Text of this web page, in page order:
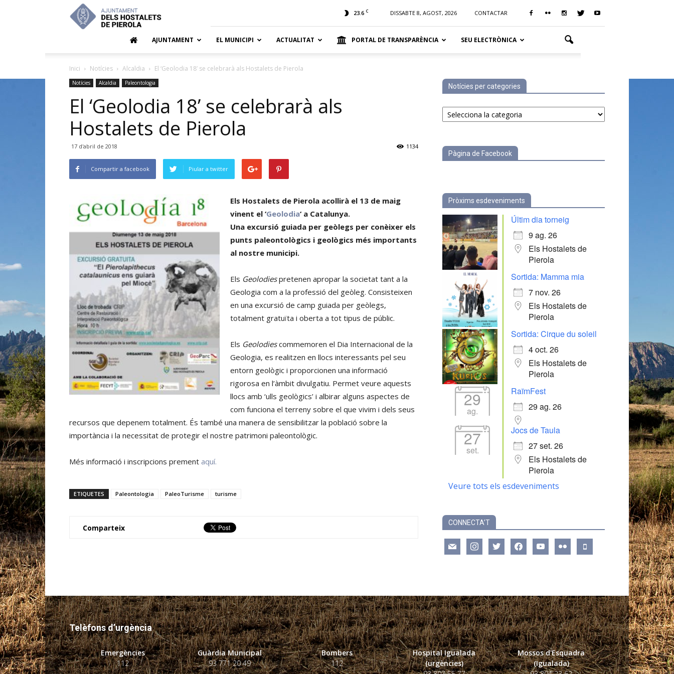
Hostalets
de
23.6 C DISSABTE 8, AGOST, 2026 CONTACTAR
AJUNTAMENT EL MUNICIPI ACTUALITAT PORTAL DE TRANSPARÈNCIA SEU ELECTRÒNICA
Inici Notícies Alcaldia El ‘Geolodia 18’ se celebrarà als Hostalets de Pierola
Notícies Alcaldia Paleontologia
El ‘Geolodia 18’ se celebrarà als
Hostalets de Pierola
17 d'abril de 2018 1134
Compartir a facebook Piular a twitter
Els Hostalets de Pierola acollirà el 13 de maig
vinent el ‘Geolodia‘ a Catalunya.
Una excursió guiada per geòlegs per conèixer els
punts paleontològics i geològics més importants
al nostre municipi.
Els Geolodiespretenen apropar la societat tant a la
Geologia com a la professió del geòleg. Consisteixen
en una excursió de camp guiada per geòlegs,
totalment gratuïta i oberta a tot tipus de públic.
Els Geolodiescommemoren el Dia Internacional de la
Geologia, es realitzen en llocs interessants pel seu
entorn geològic i proporcionen una informació
rigorosa en l’àmbit divulgatiu. Permet veure aquests
llocs amb ‘ulls geològics’ i albirar alguns aspectes de
com funciona el terreny sobre el que vivim i dels seus
recursos que depenem totalment. És també una manera de sensibilitzar la població sobre la
importància i la necessitat de protegir el nostre patrimoni paleontològic.
Més informació i inscripcions prement aquí.
ETIQUETES Paleontologia PaleoTurisme turisme
Comparteix
Notícies per categories
Notícies
per
Pàgina de Facebook
Pròxims esdeveniments
Últim dia torneig
9 ag. 26
Els Hostalets de
Pierola
Sortida: Mamma mia
7 nov. 26
Els Hostalets de
Pierola
Sortida: Cirque du soleil
4 oct. 26
Els Hostalets de
Pierola
29
ag.
RaïmFest
29 ag. 26
27
set.
Jocs de Taula
27 set. 26
Els Hostalets de
Pierola
Veure tots els esdeveniments
CONNECTA’T
mail instagramtwitter facebookyoutube flickr mobile
Telèfons d’urgència
Emergències
112
Guàrdia Municipal
93 771 20 49
Bombers
112
Hospital Igualada
(urgències)
Mossos d'Esquadra
(Igualada)